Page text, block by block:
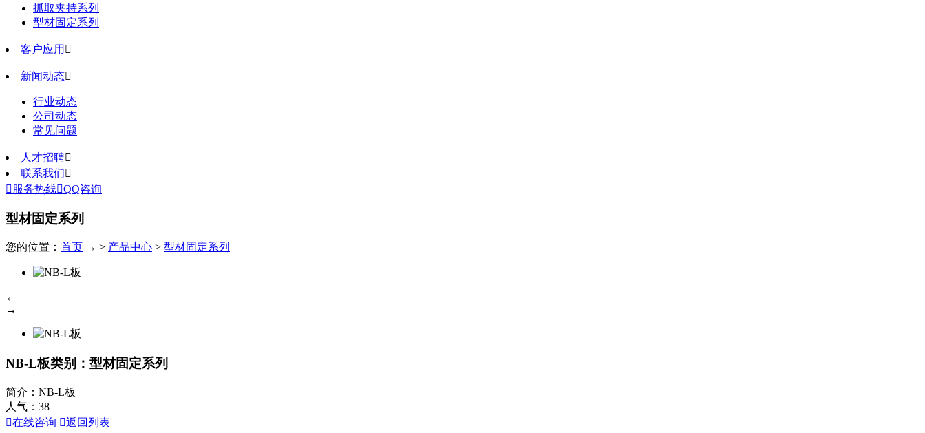
抓取夹持系列
型材固定系列
客户应用 
新闻动态
行业动态
公司动态
常见问题
人才招聘
联系我们
 服务热线QQ咨询
型材固定系列
您的位置： 首页 → > 产品中心 > 型材固定系列
←
→
NB-L板类别：型材固定系列
简介：NB-L板
人气： 38
在线咨询 返回列表